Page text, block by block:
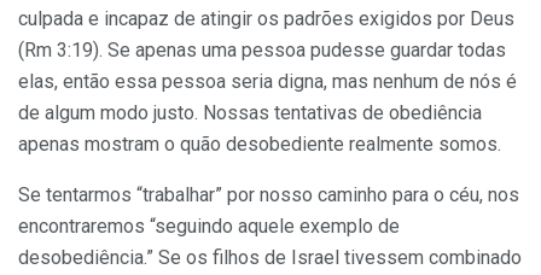
culpada e incapaz de atingir os padrões exigidos por Deus
(Rm 3:19). Se apenas uma pessoa pudesse guardar todas
elas, então essa pessoa seria digna, mas nenhum de nós é
de algum modo justo. Nossas tentativas de obediência
apenas mostram o quão desobediente realmente somos.
Se tentarmos “trabalhar” por nosso caminho para o céu, nos
encontraremos “seguindo aquele exemplo de
desobediência.” Se os filhos de Israel tivessem combinado